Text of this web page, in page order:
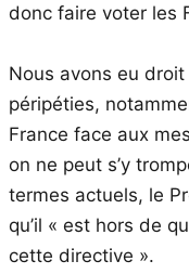
donc faire voter les
Nous avons eu
péripéties,
France face aux
on ne peut s’y
termes actuels, le
qu’il « est hors de
cette directive ».